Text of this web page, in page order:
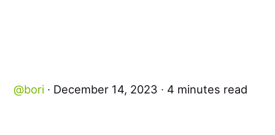
bori December 14, 2023 4 minutes read